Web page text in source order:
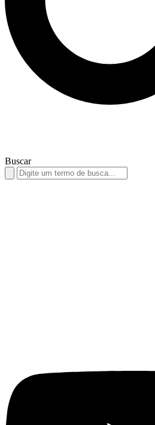
Buscar
Search
for: